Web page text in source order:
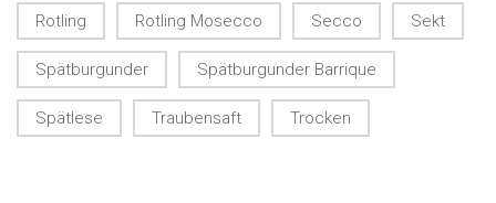
Rotling Rotling Mosecco Secco Sekt
Spätburgunder Spätburgunder Barrique
Spätlese Traubensaft Trocken